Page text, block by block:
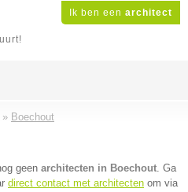
Ik ben een architect
» Boechout
geen architecten in Boechout. Ga
direct contact met architecten om via